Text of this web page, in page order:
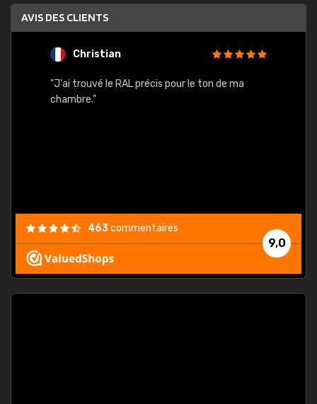
AVIS DES CLIENTS
Christian
"J'ai trouvé le RAL précis pour le ton de ma
chambre."
9,0
463commentaires